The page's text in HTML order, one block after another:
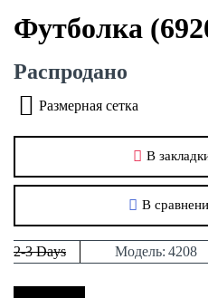
Футболка
2-3 Days Модель: 4208
Распродано
В
В
Размерная сетка